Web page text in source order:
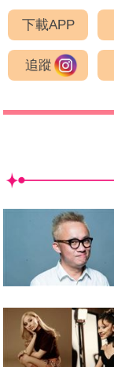
下載APP
追蹤